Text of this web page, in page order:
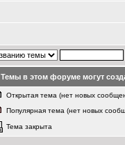
Темы в этом форуме могут
Открытая тема (нет новых
Популярная тема (нет новых
Тема закрыта